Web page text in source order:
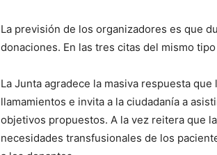
La previsión de los organizadores es que
donaciones. En las tres citas del mismo
La Junta agradece la masiva respuesta
llamamientos e invita a la ciudadanía a
objetivos propuestos. A la vez reitera que
necesidades transfusionales de los